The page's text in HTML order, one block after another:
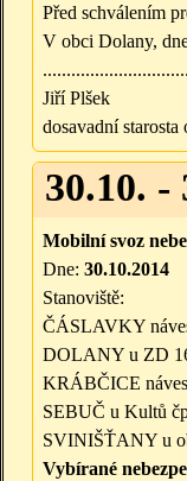
Před schválením
V obci Dolany,
Jiří Plšek
dosavadní
30.10. -
Mobilní svoz
Dne: 30.10.2014
Stanoviště:
ČÁSLAVKY
DOLANY u ZD
KRÁBČICE
SEBUČ u Kultů
SVINIŠŤANY u
Vybírané